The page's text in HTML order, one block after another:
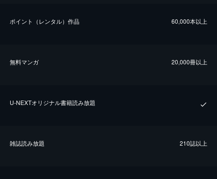
ポイント（レンタル）作品 60,000本以上
無料マンガ 20,000冊以上
U-NEXTオリジナル書籍読み放題
雑誌読み放題 210誌以上